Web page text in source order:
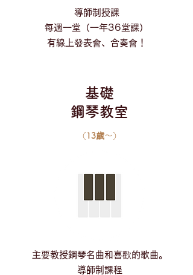
導師制授課
每週一堂（一年36堂課）
有線上發表會、合奏會！
基礎
鋼琴教室
（13歲～）
主要教授鋼琴名曲和喜歡的歌曲。
導師制課程